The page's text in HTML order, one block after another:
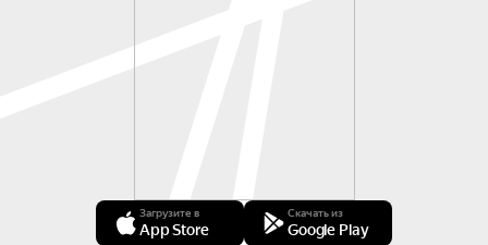
Загрузите в
App Store
Скачать из
Google Play